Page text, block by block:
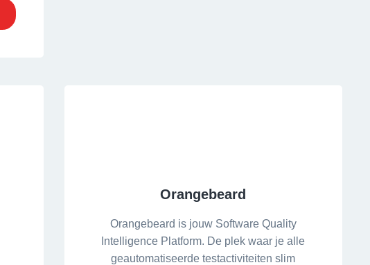
Orangebeard
Orangebeard is jouw Software Quality
Intelligence Platform. De plek waar je alle
geautomatiseerde testactiviteiten slim